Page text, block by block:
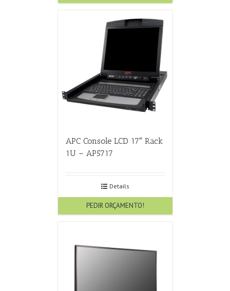
APC Console LCD 17″ Rack
1U – AP5717
Details
PEDIR ORÇAMENTO!